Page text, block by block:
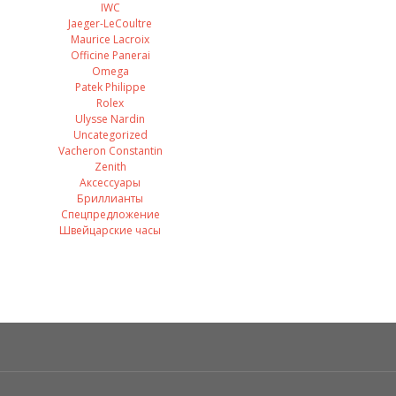
IWC
Jaeger-LeCoultre
Maurice Lacroix
Officine Panerai
Omega
Patek Philippe
Rolex
Ulysse Nardin
Uncategorized
Vacheron Constantin
Zenith
Аксессуары
Бриллианты
Спецпредложение
Швейцарские часы